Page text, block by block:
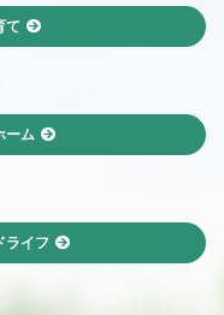
て
ーム
ライフ